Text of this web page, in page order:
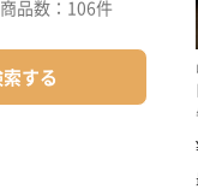
品数： 106件
する